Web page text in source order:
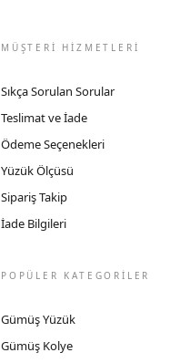
MÜŞTERİ HİZMETLERİ
Sıkça Sorulan Sorular
Teslimat ve İade
Ödeme Seçenekleri
Yüzük Ölçüsü
Sipariş Takip
İade Bilgileri
POPÜLER KATEGORİLER
Gümüş Yüzük
Gümüş Kolye